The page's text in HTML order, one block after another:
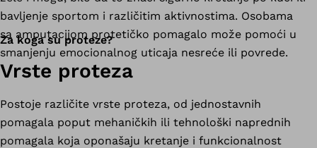
bavljenje sportom i različitim aktivnostima. Osobama
sa amputacijom protetičko pomagalo može pomoći u
smanjenju emocionalnog uticaja nesreće ili povrede.
Za koga su proteze?
Vrste proteza
Postoje različite vrste proteza, od jednostavnih
pomagala poput mehaničkih ili tehnološki naprednih
pomagala koja oponašaju kretanje i funkcionalnost